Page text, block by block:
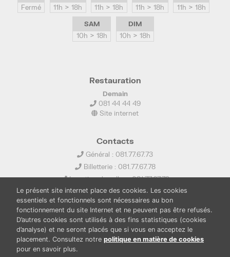
Fermé
11h > 18h
11h > 18h
11h > 18h
11h > 18h
SAM
10h > 18h
DIM
10h > 18h
Restauration
Demain
081 44 44 49
Site internet
Contacts
Général : 081.77.67.73
Billetterie : 081.77.67.78
Location de salles : 081.77.67.79
info@ledelta.be
Le présent site internet place des cookies. Les cookies
essentiels et fonctionnels sont nécessaires au bon
fonctionnement du site Internet et ne peuvent pas être refusés.
D’autres cookies sont utilisés à des fins statistiques (cookies
d’analyse) et ne seront placés que si vous en acceptez le
placement. Consultez notre politique en matière de cookies
pour en savoir plus.